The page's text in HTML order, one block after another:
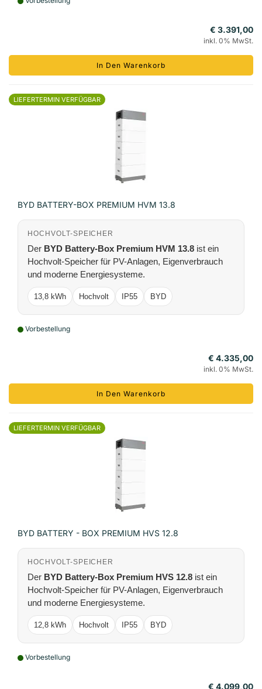
€ 3.391,00
inkl. 0% MwSt.
In Den Warenkorb
LIEFERTERMIN VERFÜGBAR
BYD BATTERY-BOX PREMIUM HVM 13.8
HOCHVOLT-SPEICHER
Der BYD Battery-Box Premium HVM 13.8 ist ein
Hochvolt-Speicher für PV-Anlagen, Eigenverbrauch
und moderne Energiesysteme.
13,8 kWh Hochvolt IP55 BYD
Vorbestellung
€ 4.335,00
inkl. 0% MwSt.
In Den Warenkorb
LIEFERTERMIN VERFÜGBAR
BYD BATTERY - BOX PREMIUM HVS 12.8
HOCHVOLT-SPEICHER
Der BYD Battery-Box Premium HVS 12.8 ist ein
Hochvolt-Speicher für PV-Anlagen, Eigenverbrauch
und moderne Energiesysteme.
12,8 kWh Hochvolt IP55 BYD
Vorbestellung
€ 4.099,00